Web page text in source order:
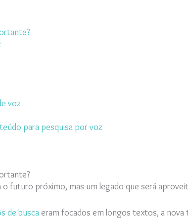
voz
para pesquisa por voz
futuro próximo, mas um legado que será
de buscaeram focados em longos textos, a nova